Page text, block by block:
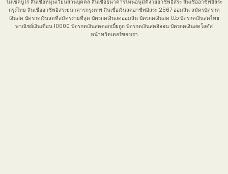
ไม่เช็คบูโร สินเชื่อหมุนเวียนส่วนบุคคล สินเชื่อธนาคารไหนอนุมัติง่ายอาชีพอิสระ สินเชื่ออาชีพอิสระ
กรุงไทย สินเชื่ออาชีพอิสระธนาคารกรุงเทพ สินเชื่อเงินสดอาชีพอิสระ 2567 ออมสิน สมัครบัตรกด
เงินสด บัตรกดเงินสดที่สมัครง่ายที่สุด บัตรกดเงินสดออมสิน บัตรกดเงินสด ttb บัตรกดเงินสดไทย
พาณิชย์เงินเดือน 10000 บัตรกดเงินสดดอกเบี้ยถูก บัตรกดเงินสดอิออน บัตรกดเงินสดโลตัส
หน้าทวิตเตอร์ของเรา